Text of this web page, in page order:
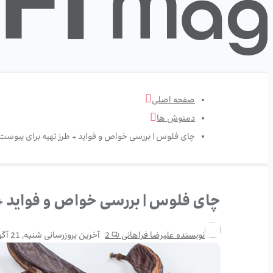
صفحه اصلی
دمنوش ها
چای فلوس | بررسی خواص و فواید + طرز تهیه برای
چای فلوس | بررسی خواص و فواید
نویسندهعلیرضا فراهانی 2 آخرین بروزرسانی شنبه, 21 آگوست 21